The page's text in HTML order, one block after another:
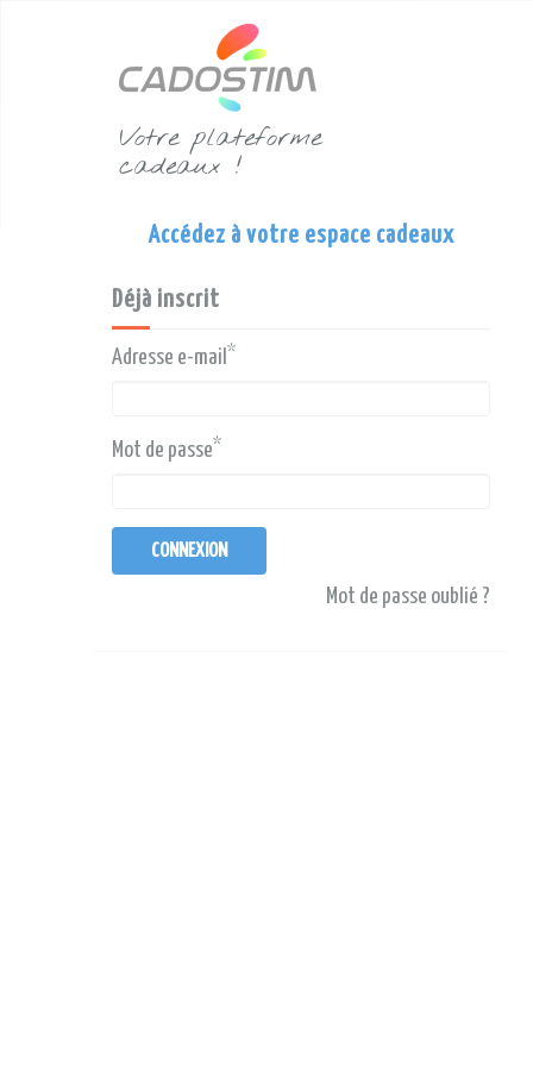
Votre plateforme
cadeaux !
Accédez à votre espace cadeaux
Déjà inscrit
Adresse e-mail *
Mot de passe*
Mot de passe oublié ?